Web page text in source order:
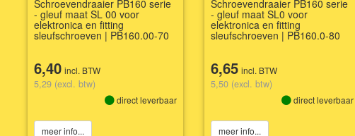
Schroevendraaier PB160 serie
- gleuf maat SL 00 voor
elektronica en fitting
sleufschroeven | PB160.00-70
6,40 incl. BTW
5,29 (excl. btw)
direct leverbaar
meer info...
Schroevendraaier PB160 serie
- gleuf maat SL0 voor
elektronica en fitting
sleufschroeven | PB160.0-80
6,65 incl. BTW
5,50 (excl. btw)
direct leverbaar
meer info...